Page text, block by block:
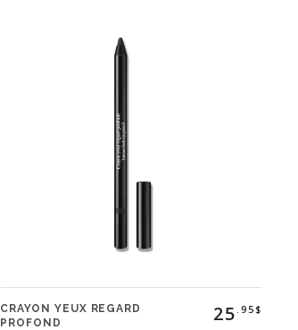
CRAYON YEUX REGARD
PROFOND
25.95$